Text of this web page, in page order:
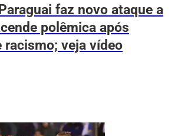
faz novo ataque a
polêmica após
racismo; veja vídeo